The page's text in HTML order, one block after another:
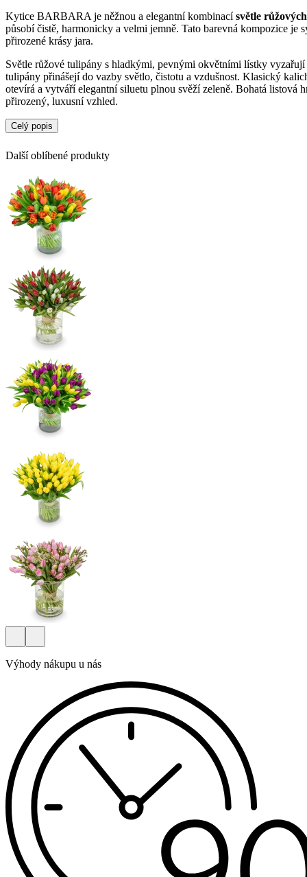
Kytice BARBARA je něžnou a elegantní kombinacísvětle
působí čistě, harmonicky a velmi jemně. Tato barevná kompozice je
přirozené krásy jara.
Světle růžové tulipány s hladkými, pevnými okvětními lístky
tulipány přinášejí do vazby světlo, čistotu a vzdušnost. Klasický
otevírá a vytváří elegantní siluetu plnou svěží zeleně. Bohatá listová
přirozený, luxusní vzhled.
Celý popis
Další oblíbené produkty
Výhody nákupu u nás